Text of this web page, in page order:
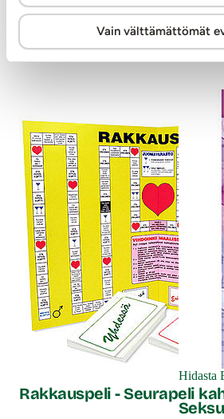
Vain välttämättömät
Muut asiakkaat
Rakkauspeli - Seurapeli
Hidasta